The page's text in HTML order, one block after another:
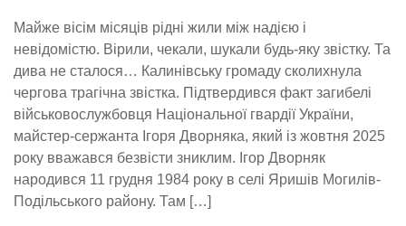
Майже вісім місяців рідні жили між надією і
невідомістю. Вірили, чекали, шукали будь-яку звістку. Та
дива не сталося… Калинівську громаду сколихнула
чергова трагічна звістка. Підтвердився факт загибелі
військовослужбовця Національної гвардії України,
майстер-сержанта Ігоря Дворняка, який із жовтня 2025
року вважався безвісти зниклим. Ігор Дворняк
народився 11 грудня 1984 року в селі Яришів Могилів-
Подільського району. Там […]